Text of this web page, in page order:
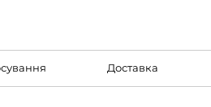
Доставка